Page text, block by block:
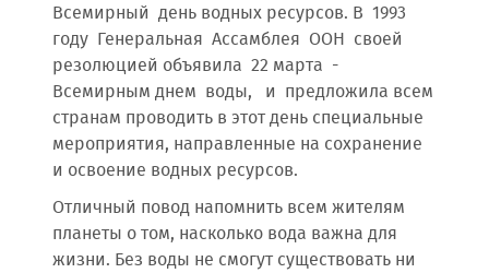
Всемирный день водных ресурсов. В 1993
году Генеральная Ассамблея ООН своей
резолюцией объявила 22 марта -
Всемирным днем воды, и предложила всем
странам проводить в этот день специальные
мероприятия, направленные на сохранение
и освоение водных ресурсов.
Отличный повод напомнить всем жителям
планеты о том, насколько вода важна для
жизни. Без воды не смогут существовать ни